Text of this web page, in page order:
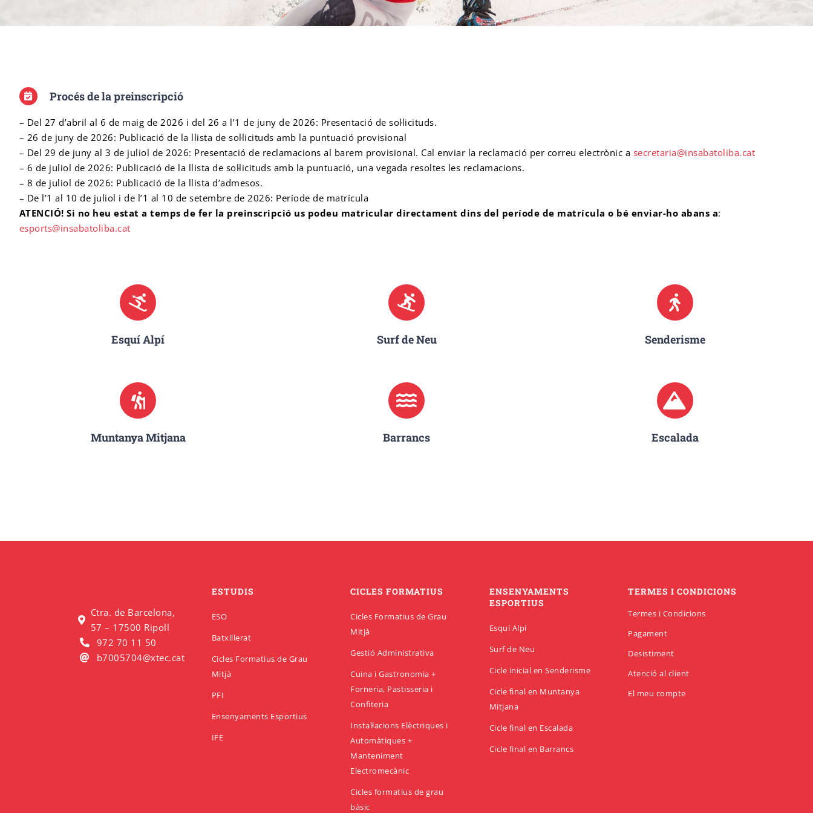
Procés de la preinscripció
– Del 27 d’abril al 6 de maig de 2026 i del 26 a l’1 de juny de 2026: Presentació de sol·licituds.
– 26 de juny de 2026: Publicació de la llista de sol·licituds amb la puntuació provisional
– Del 29 de juny al 3 de juliol de 2026: Presentació de reclamacions al barem provisional. Cal enviar la reclamació per correu electrònic a secretaria@insabatoliba.cat
– 6 de juliol de 2026: Publicació de la llista de sol·licituds amb la puntuació, una vegada resoltes les reclamacions.
– 8 de juliol de 2026: Publicació de la llista d’admesos.
– De l’1 al 10 de juliol i de l’1 al 10 de setembre de 2026: Període de matrícula
ATENCIÓ! Si no heu estat a temps de fer la preinscripció us podeu matricular directament dins del període de matrícula o bé enviar-ho abans a:
esports@insabatoliba.cat
Esquí Alpí
Muntanya Mitjana
Surf de Neu
Barrancs
Senderisme
Escalada
Ctra. de Barcelona,
57 – 17500 Ripoll
972 70 11 50
b7005704@xtec.cat
ESTUDIS
ESO
Batxillerat
Cicles Formatius de Grau
Mitjà
PFI
Ensenyaments Esportius
IFE
CICLES FORMATIUS
Cicles Formatius de Grau
Mitjà
Gestió Administrativa
Cuina i Gastronomia +
Forneria, Pastisseria i
Confiteria
Instal·lacions Elèctriques i
Automàtiques +
Manteniment
Electromecànic
Cicles formatius de grau
bàsic
ENSENYAMENTS
ESPORTIUS
Esquí Alpí
Surf de Neu
Cicle inicial en Senderisme
Cicle final en Muntanya
Mitjana
Cicle final en Escalada
Cicle final en Barrancs
TERMES I CONDICIONS
Termes i Condicions
Pagament
Desistiment
Atenció al client
El meu compte